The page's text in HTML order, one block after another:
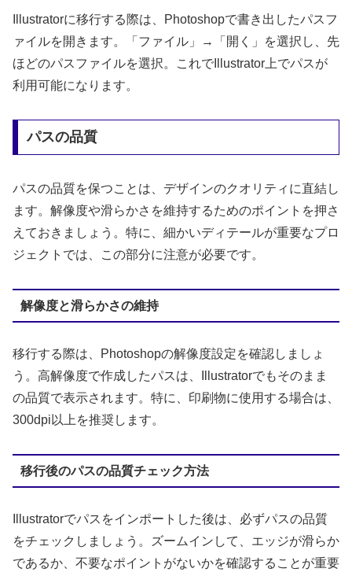
Illustratorに移行する際は、Photoshopで書き出したパスフ
ァイルを開きます。「ファイル」→「開く」を選択し、先
ほどのパスファイルを選択。これでIllustrator上でパスが
利用可能になります。
パスの品質
パスの品質を保つことは、デザインのクオリティに直結し
ます。解像度や滑らかさを維持するためのポイントを押さ
えておきましょう。特に、細かいディテールが重要なプロ
ジェクトでは、この部分に注意が必要です。
解像度と滑らかさの維持
移行する際は、Photoshopの解像度設定を確認しましょ
う。高解像度で作成したパスは、Illustratorでもそのまま
の品質で表示されます。特に、印刷物に使用する場合は、
300dpi以上を推奨します。
移行後のパスの品質チェック方法
Illustratorでパスをインポートした後は、必ずパスの品質
をチェックしましょう。ズームインして、エッジが滑らか
であるか、不要なポイントがないかを確認することが重要